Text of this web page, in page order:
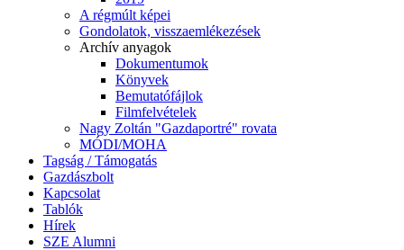
A régmúlt képei
Gondolatok, visszaemlékezések
Archív anyagok
Dokumentumok
Könyvek
Bemutatófájlok
Filmfelvételek
Nagy Zoltán "Gazdaportré" rovata
MÓDI/MOHA
Tagság / Támogatás
Gazdászbolt
Kapcsolat
Tablók
Hírek
SZE Alumni